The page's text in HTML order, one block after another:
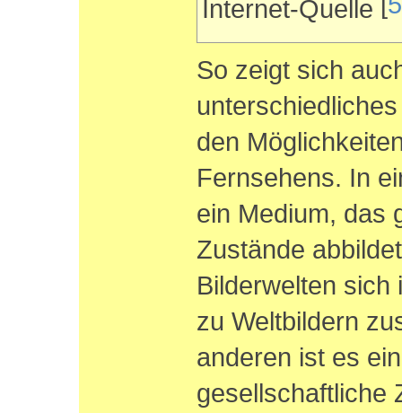
Internet-Quelle
So zeigt sich
den
Fernsehens. In
ein Medium, das
Zustände
Bilderwelten
zu Weltbildern
anderen ist es
gesellschaftliche